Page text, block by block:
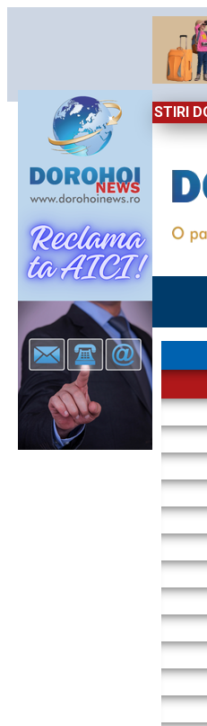
STIRI
în Sărbătoare!” – trei zile